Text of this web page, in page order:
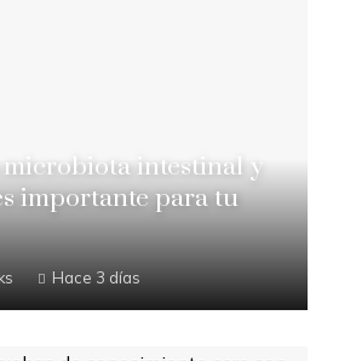
microbiota intestinal y
importante para tu
Hace 3 días